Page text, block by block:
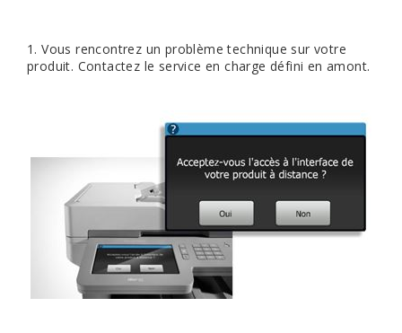
1. Vous rencontrez un problème technique sur votre
produit. Contactez le service en charge défini en amont.